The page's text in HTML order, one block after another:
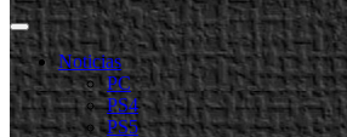
Noticias
PC
PS4
PS5